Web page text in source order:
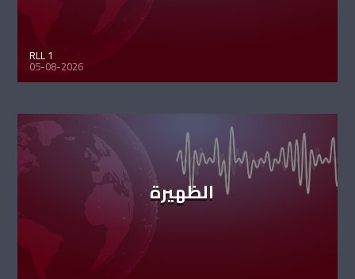
RLL 1
05-08-2026
الظهيرة